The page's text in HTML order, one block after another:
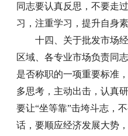
同志要认真反思，不要走
习，注重学习，提升自身
十四、关于批发市场
区域、各专业市场负责同
是否称职的一项重要标准
多思考，主动出击，认真
要让“坐等靠”击垮斗志，
话，要顺应经济发展大势